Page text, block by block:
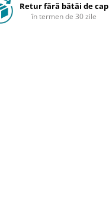
Retur fără bătăi de cap
în termen de 30 zile